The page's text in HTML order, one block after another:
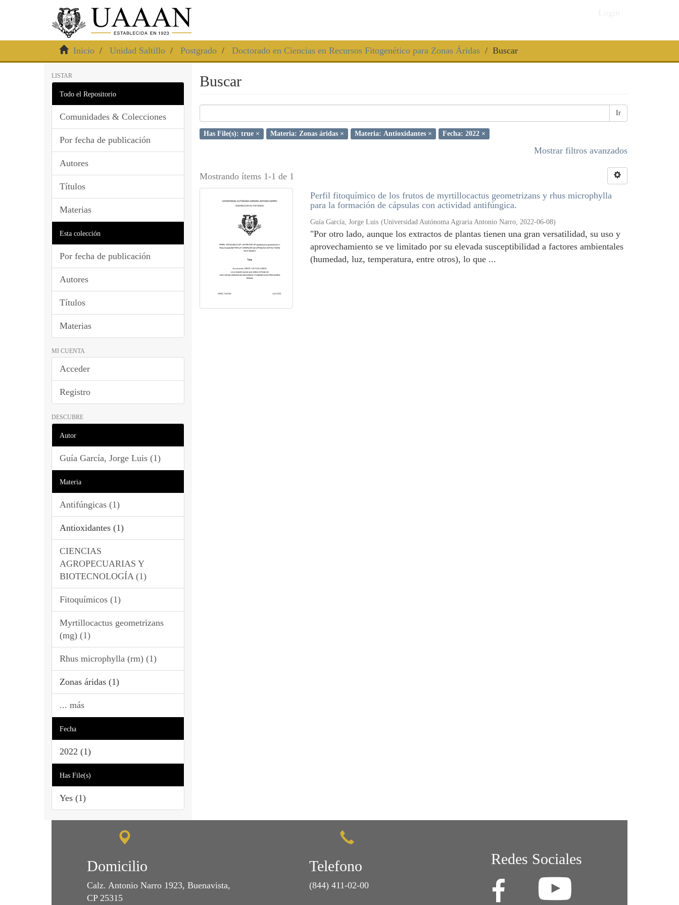
Inicio Unidad Saltillo Postgrado Doctorado en Ciencias en Recursos Fitogenético para Zonas Áridas Buscar
LISTAR
Todo el Repositorio
Comunidades & Colecciones
Por fecha de publicación
Autores
Títulos
Materias
Esta colección
Por fecha de publicación
Autores
Títulos
Materias
MI CUENTA
Acceder
Registro
DESCUBRE
Autor
Guía García, Jorge Luis (1)
Materia
Antifúngicas (1)
Antioxidantes (1)
CIENCIAS
AGROPECUARIAS Y
BIOTECNOLOGÍA (1)
Fitoquímicos (1)
Myrtillocactus geometrizans
(mg) (1)
Rhus microphylla (rm) (1)
Zonas áridas (1)
... más
Fecha
2022 (1)
Has File(s)
Yes (1)
Buscar
Ir
Has File(s): true × Materia: Zonas áridas × Materia: Antioxidantes × Fecha: 2022 ×
Mostrar filtros avanzados
Mostrando ítems 1-1 de 1
Perfil fitoquímico de los frutos de myrtillocactus geometrizans y rhus microphylla
para la formación de cápsulas con actividad antifúngica.
Guía García, Jorge Luis (Universidad Autónoma Agraria Antonio Narro, 2022-06-08)
"Por otro lado, aunque los extractos de plantas tienen una gran versatilidad, su uso y
aprovechamiento se ve limitado por su elevada susceptibilidad a factores ambientales
(humedad, luz, temperatura, entre otros), lo que ...
Domicilio
Calz. Antonio Narro 1923, Buenavista,
CP 25315
Telefono
(844) 411-02-00
Redes Sociales